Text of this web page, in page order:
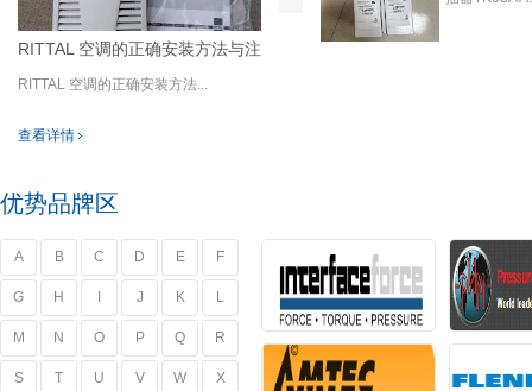
RITTAL 空调的正确安装方法与注
意事项
RITTAL 空调的正确安装方法...
查看详情
优势品牌区
A B C D E F
G H J K L
M N O P Q R
S T U V W X